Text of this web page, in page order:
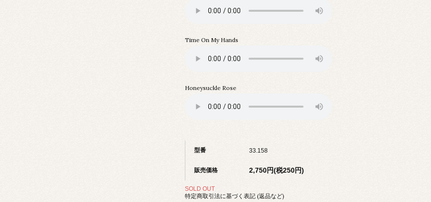
Time On My Hands
Honeysuckle Rose
型番 33.158
販売価格 2,750円(税250円)
SOLD OUT
特定商取引法に基づく表記 (返品など)